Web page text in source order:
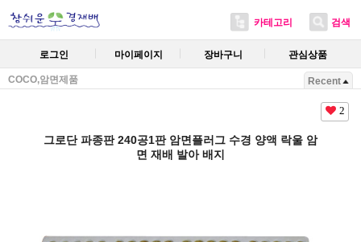
카테고리 검색
로그인 마이페이지 장바구니 관심상품
COCO,암면제품 Recent
2
그로단 파종판 240공1판 암면플러그 수경 양액 락울 암
면 재배 발아 배지